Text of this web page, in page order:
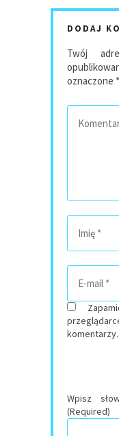
DODAJ
Twój
oznaczone *
komentarzy.
Wpisz
(Required)